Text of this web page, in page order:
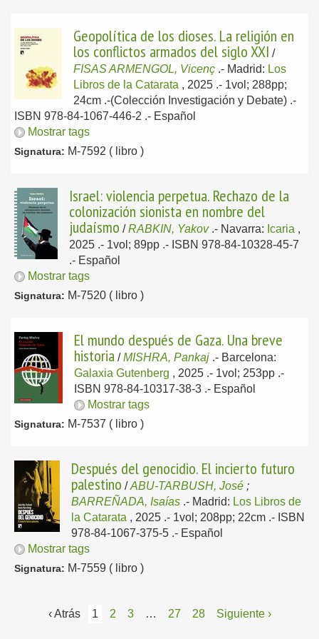
Geopolítica de los dioses. La religión en
los conflictos armados del siglo XXI /
FISAS ARMENGOL, Vicenç .- Madrid: Los
Libros de la Catarata , 2025 .- 1vol; 288pp;
24cm .-(Colección Investigación y Debate) .-
ISBN 978-84-1067-446-2 .- Español
Mostrar tags
Signatura: M-7592 ( libro )
Israel: violencia perpetua. Rechazo de la
colonización sionista en nombre del
judaísmo /RABKIN, Yakov .- Navarra: Icaria ,
2025 .- 1vol; 89pp .- ISBN 978-84-10328-45-7
.- Español
Mostrar tags
Signatura: M-7520 ( libro )
El mundo después de Gaza. Una breve
historia /MISHRA, Pankaj .- Barcelona:
Galaxia Gutenberg , 2025 .- 1vol; 253pp .-
ISBN 978-84-10317-38-3 .- Español
Mostrar tags
Signatura: M-7537 ( libro )
Después del genocidio. El incierto futuro
palestino /ABU-TARBUSH, José ;
BARREÑADA, Isaías .- Madrid: Los Libros de
la Catarata , 2025 .- 1vol; 208pp; 22cm .- ISBN
978-84-1067-375-5 .- Español
Mostrar tags
Signatura: M-7559 ( libro )
‹ Atrás 1 2 3 … 27 28 Siguiente ›